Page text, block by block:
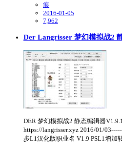
痕
2016-01-05
7,962
Der Langrisser 梦幻模拟战2
DER 梦幻模拟战2 静态编辑器
https://langrisser.xyz 2016/01/
步L1汉化版职业名 V1.9 PSL1增加